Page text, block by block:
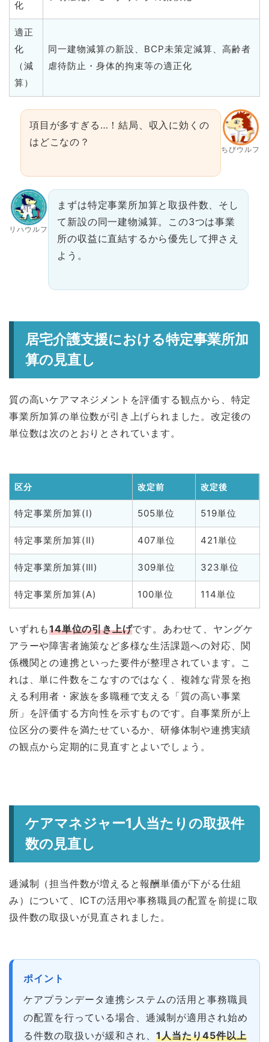
化
適正
化
（減
算）
同一建物減算の新設、BCP未策定減算、高齢者
虐待防止・身体的拘束等の適正化
ちびウルフ
項目が多すぎる…！結局、収入に効くの
はどこなの？
リハウルフ
まずは特定事業所加算と取扱件数、そし
て新設の同一建物減算。この3つは事業
所の収益に直結するから優先して押さえ
よう。
居宅介護支援における特定事業所加
算の見直し
質の高いケアマネジメントを評価する観点から、特定
事業所加算の単位数が引き上げられました。改定後の
単位数は次のとおりとされています。
区分 改定前 改定後
特定事業所加算(Ⅰ) 505単位 519単位
特定事業所加算(Ⅱ) 407単位 421単位
特定事業所加算(Ⅲ) 309単位 323単位
特定事業所加算(A) 100単位 114単位
いずれも14単位の引き上げです。あわせて、ヤングケ
アラーや障害者施策など多様な生活課題への対応、関
係機関との連携といった要件が整理されています。こ
れは、単に件数をこなすのではなく、複雑な背景を抱
える利用者・家族を多職種で支える「質の高い事業
所」を評価する方向性を示すものです。自事業所が上
位区分の要件を満たせているか、研修体制や連携実績
の観点から定期的に見直すとよいでしょう。
ケアマネジャー1人当たりの取扱件
数の見直し
逓減制（担当件数が増えると報酬単価が下がる仕組
み）について、ICTの活用や事務職員の配置を前提に取
扱件数の取扱いが見直されました。
ポイント
ケアプランデータ連携システムの活用と事務職員
の配置を行っている場合、逓減制が適用され始め
る件数の取扱いが緩和され、 1人当たり45件以上